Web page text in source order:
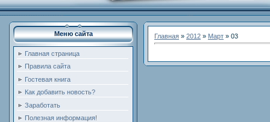
Меню сайта
Главная страница
Правила сайта
Гостевая книга
Как добавить новость?
Заработать
Полезная информация!
Главная » 2012 » Март » 03